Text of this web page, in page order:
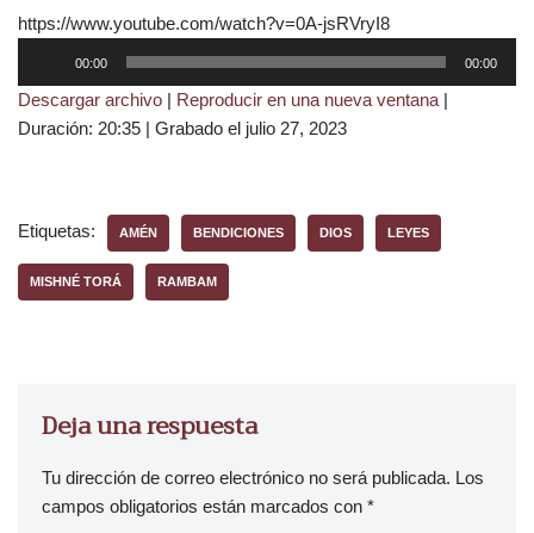
https://www.youtube.com/watch?v=0A-jsRVryI8
p
r
u
00:00 00:00
Descargar archivo | Reproducir en una nueva ventana |
Duración: 20:35 | Grabado el julio 27, 2023
Etiquetas: AMÉN BENDICIONES DIOS LEYES
MISHNÉ TORÁ RAMBAM
Deja una respuesta
Tu dirección de correo electrónico no será publicada. Los
campos obligatorios están marcados con *